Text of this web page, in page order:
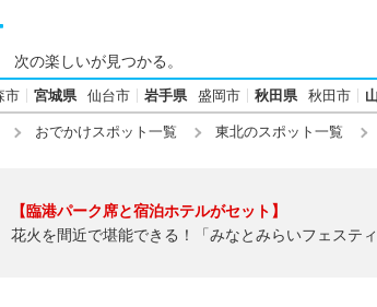
次の楽しいが見つかる。
市 宮城県 仙台市 岩手県 盛岡市 秋田県 秋田市
おでかけスポット一覧 東北のスポット一覧
【臨港パーク席と宿泊ホテルがセット】
花火を間近で堪能できる！「みなとみらいフェステ